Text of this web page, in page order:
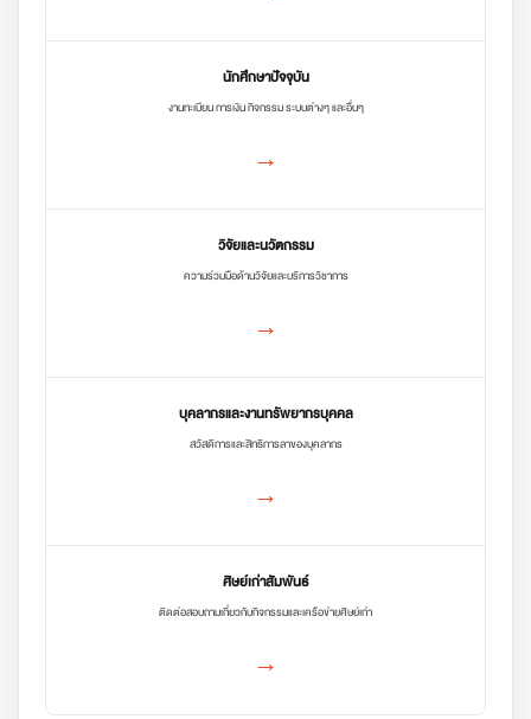
นักศึกษาปัจจุบัน
งานทะเบียน การเงิน กิจกรรม ระบบต่างๆ และอื่นๆ
→
วิจัยและนวัตกรรม
ความร่วมมือด้านวิจัยและบริการวิชาการ
→
บุคลากรและงานทรัพยากรบุคคล
สวัสดิการและสิทธิการลาของบุคลากร
→
ศิษย์เก่าสัมพันธ์
ติดต่อสอบถามเกี่ยวกับกิจกรรมและเครือข่ายศิษย์เก่า
→